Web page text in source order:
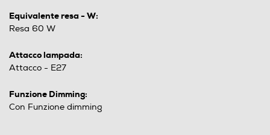
Equivalente resa - W:
Resa 60 W
Attacco lampada:
Attacco - E27
Funzione Dimming:
Con Funzione dimming